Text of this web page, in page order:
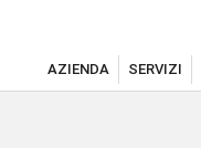
AZIENDA SERVIZI